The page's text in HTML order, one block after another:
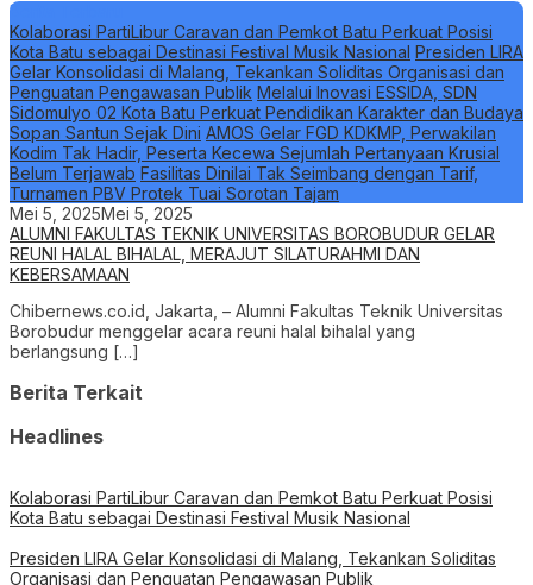
Berita Terbaru
Kolaborasi PartiLibur Caravan dan Pemkot Batu Perkuat Posisi
Kota Batu sebagai Destinasi Festival Musik Nasional Presiden LIRA
Gelar Konsolidasi di Malang, Tekankan Soliditas Organisasi dan
Penguatan Pengawasan Publik Melalui Inovasi ESSIDA, SDN
Sidomulyo 02 Kota Batu Perkuat Pendidikan Karakter dan Budaya
Sopan Santun Sejak Dini AMOS Gelar FGD KDKMP, Perwakilan
Kodim Tak Hadir, Peserta Kecewa Sejumlah Pertanyaan Krusial
Belum Terjawab Fasilitas Dinilai Tak Seimbang dengan Tarif,
Turnamen PBV Protek Tuai Sorotan Tajam
Mei 5, 2025Mei 5, 2025
ALUMNI FAKULTAS TEKNIK UNIVERSITAS BOROBUDUR GELAR
REUNI HALAL BIHALAL, MERAJUT SILATURAHMI DAN
KEBERSAMAAN
Chibernews.co.id, Jakarta, – Alumni Fakultas Teknik Universitas
Borobudur menggelar acara reuni halal bihalal yang
berlangsung […]
Berita Terkait
Headlines
Kolaborasi PartiLibur Caravan dan Pemkot Batu Perkuat Posisi
Kota Batu sebagai Destinasi Festival Musik Nasional
Presiden LIRA Gelar Konsolidasi di Malang, Tekankan Soliditas
Organisasi dan Penguatan Pengawasan Publik